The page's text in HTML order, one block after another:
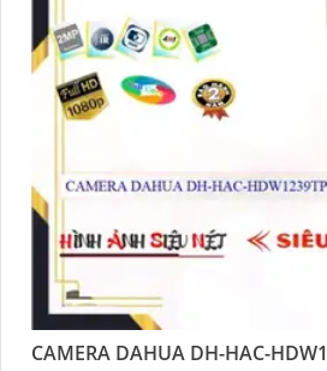
CAMERA DAHUA DH-HAC-